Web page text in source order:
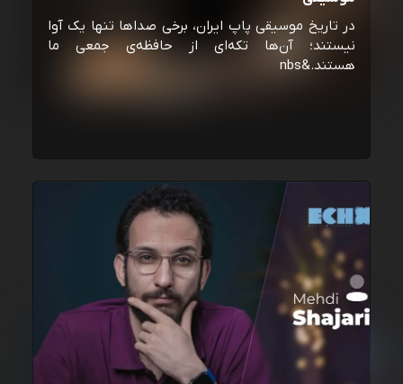
در تاریخ موسیقی پاپ ایران، برخی صداها تنها یک آوا
نیستند؛ آن‌ها تکه‌ای از حافظه‌ی جمعی ما
هستند.&nbs